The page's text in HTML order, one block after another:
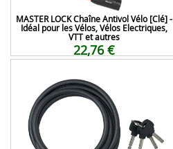
MASTER LOCK Chaîne Antivol Vélo [Clé] -
Idéal pour les Vélos, Vélos Electriques,
VTT et autres
22,76 €